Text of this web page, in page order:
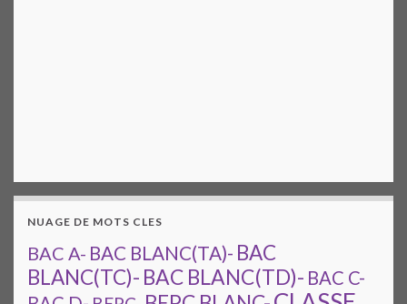
NUAGE DE MOTS CLES
BAC A- BAC BLANC(TA)- BAC
BLANC(TC)- BAC BLANC(TD)- BAC C-